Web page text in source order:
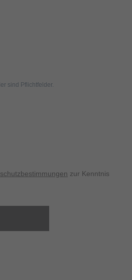
sind Pflichtfelder.
zur Kenntnis